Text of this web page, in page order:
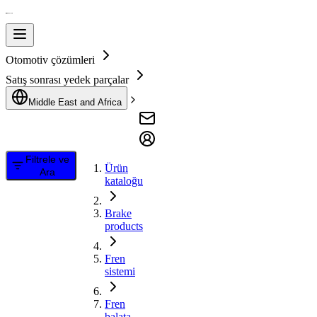
Otomotiv çözümleri
Satış sonrası yedek parçalar
Middle East and Africa
Filtrele ve
Ara
Ürün
kataloğu
Brake
products
Fren
sistemi
Fren